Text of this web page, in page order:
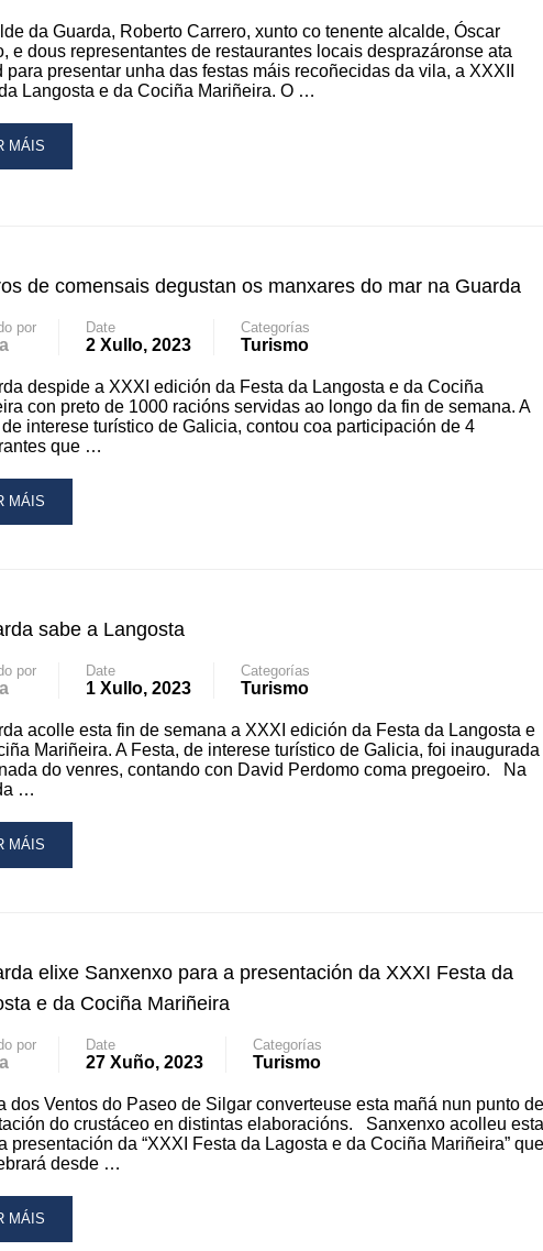
da Guarda, Roberto Carrero, xunto co tenente alcalde, Óscar
e dous representantes de restaurantes locais desprazáronse ata
para presentar unha das festas máis recoñecidas da vila, a XXXII
Langosta e da Cociña Mariñeira. O …
MÁIS
de comensais degustan os manxares do mar na Guarda
por Date
2 Xullo, 2023
Categorías
Turismo
despide a XXXI edición da Festa da Langosta e da Cociña
con preto de 1000 racións servidas ao longo da fin de semana. A
de interese turístico de Galicia, contou coa participación de 4
que …
MÁIS
sabe a Langosta
por Date
1 Xullo, 2023
Categorías
Turismo
acolle esta fin de semana a XXXI edición da Festa da Langosta e
Mariñeira. A Festa, de interese turístico de Galicia, foi inaugurada
do venres, contando con David Perdomo coma pregoeiro. Na
…
MÁIS
elixe Sanxenxo para a presentación da XXXI Festa da
e da Cociña Mariñeira
por Date
27 Xuño, 2023
Categorías
Turismo
dos Ventos do Paseo de Silgar converteuse esta mañá nun punto de
do crustáceo en distintas elaboracións. Sanxenxo acolleu esta
presentación da “XXXI Festa da Lagosta e da Cociña Mariñeira” que
desde …
MÁIS